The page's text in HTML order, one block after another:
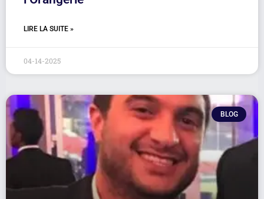
LIRE LA SUITE »
04-14-2025
BLOG